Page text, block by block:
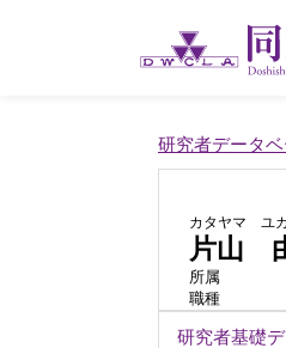
研究者データ
カタヤマ ユ
片山
所属
職種
研究者基礎